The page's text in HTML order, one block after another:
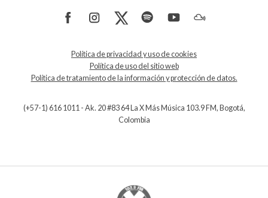
Política de privacidad y uso de cookies
Política de uso del sitio web
Política de tratamiento de la información y protección de datos.
(+57-1) 616 1011 - Ak. 20 #83 64 La X Más Música 103.9 FM, Bogotá,
Colombia